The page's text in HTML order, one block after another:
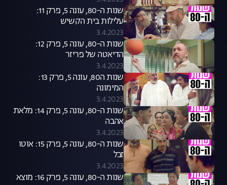
שנות ה-80, עונה 5, פרק 11:
עלילות בית הקשיש
3.4.2023
שנות ה-80, עונה 5, פרק 12:
הדיאטה של פריזר
3.4.2023
שנות ה80, עונה 5, פרק 13:
המימונה
3.4.2023
שנות ה-80, עונה 5, פרק 14: מלאת
אהבה
3.4.2023
שנות ה-80, עונה 5, פרק 15: אוטו
זבל
3.4.2023
שנות ה-80, עונה 5, פרק 16: מוצא